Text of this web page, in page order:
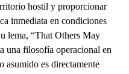
hostil y proporcionar
inmediata en condiciones
lema, “That Others May
una filosofía operacional en
asumido es directamente